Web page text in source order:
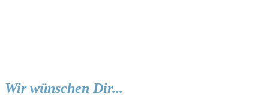
Wir wünschen Dir...